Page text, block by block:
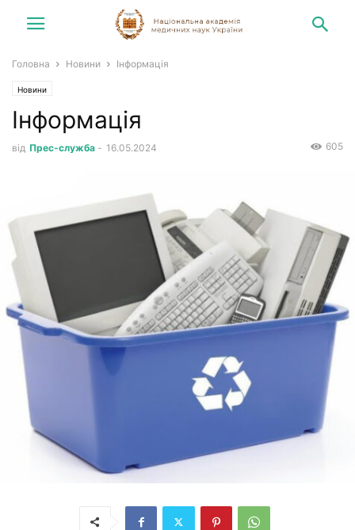
Головна Новини Інформація
Новини
Інформація
від Прес-служба - 16.05.2024 605